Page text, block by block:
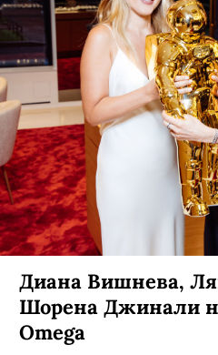
Диана Вишнева,
Шорена Джинали
Omega